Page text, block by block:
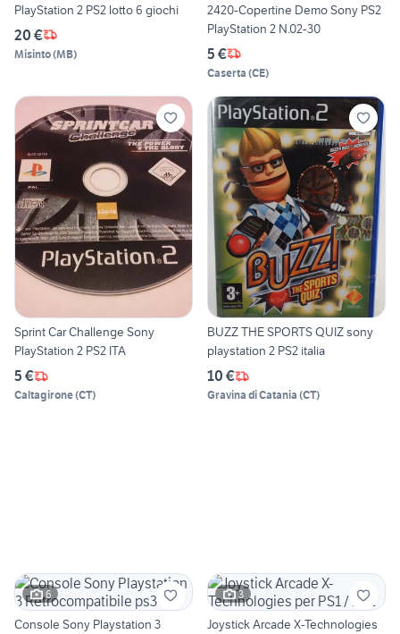
PlayStation 2 PS2 lotto 6 giochi
20 €
Misinto(MB)
2420-Copertine Demo Sony PS2
PlayStation 2 N.02-30
5 €
Caserta (CE)
Sprint Car Challenge Sony
PlayStation 2 PS2 ITA
5 €
Caltagirone(CT)
BUZZ THE SPORTS QUIZ sony
playstation 2 PS2 italia
10 €
Gravina di Catania (CT)
6
Console Sony Playstation 3
3
Joystick Arcade X-Technologies